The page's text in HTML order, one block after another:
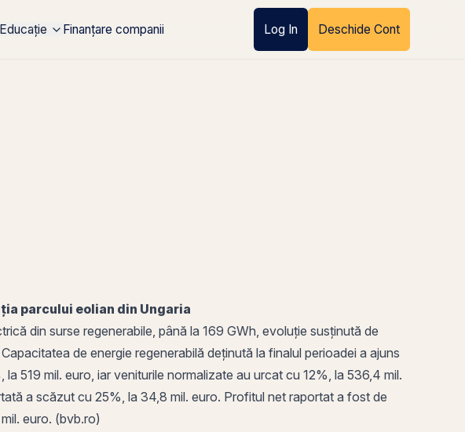
Educație Finanțare companii Log In Deschide Cont
parcului eolian din Ungaria
din surse regenerabile, până la 169 GWh, evoluție susținută de
de energie regenerabilă deținută la finalul perioadei a ajuns
519 mil. euro, iar veniturile normalizate au urcat cu 12%, la 536,4 mil.
a scăzut cu 25%, la 34,8 mil. euro. Profitul net raportat a fost de
euro. (bvb.ro)